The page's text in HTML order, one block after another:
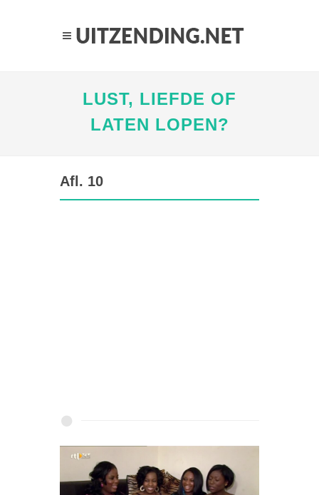
LUST, LIEFDE OF
LATEN LOPEN?
Afl. 10